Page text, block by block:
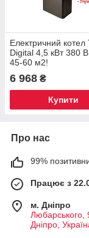
Електричний котел
Digital 4,5 кВт 380
45-60 м2!
6 968 ₴
Купити
Про нас
99%
Працює з
м. Дніпро
Любарського,
Дніпро,